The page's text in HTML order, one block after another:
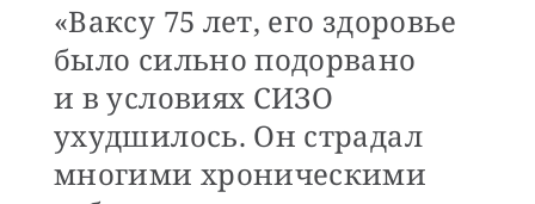
«Ваксу 75 лет, его здоровье
было сильно подорвано
и в условиях СИЗО
ухудшилось. Он страдал
многими хроническими